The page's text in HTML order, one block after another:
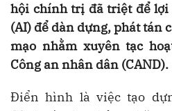
hội chính trị đã triệt để
(AI) để dàn dựng, phát tán
mạo nhằm xuyên tạc
Công an nhân dân (CAND).
Điển hình là việc tạo